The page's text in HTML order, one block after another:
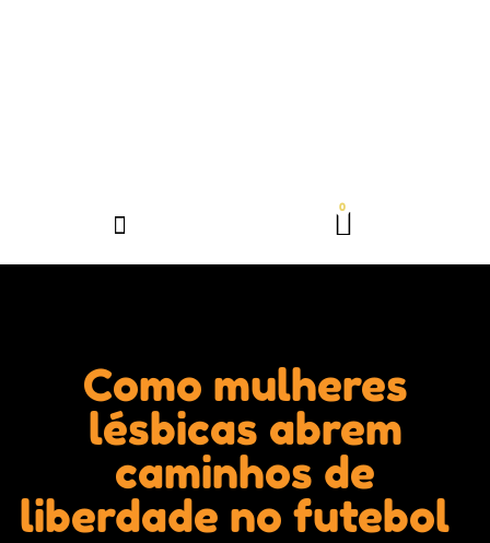
Como mulheres
lésbicas abrem
caminhos de
liberdade no futebol